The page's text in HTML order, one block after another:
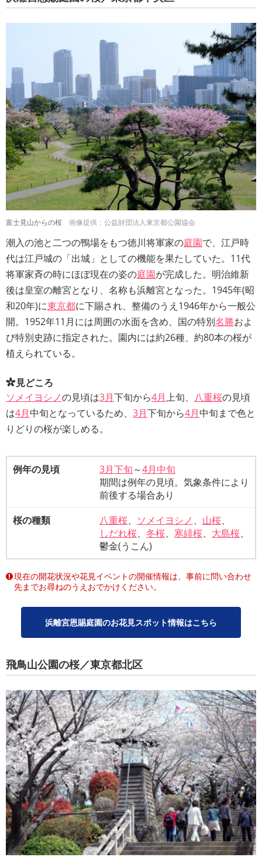
富士見山からの桜 画像提供：公益財団法人東京都公園協会
潮入の池と二つの鴨場をもつ徳川将軍家の庭園で、江戸時
代は江戸城の「出城」としての機能を果たしていた。11代
将軍家斉の時にほぼ現在の姿の庭園が完成した。明治維新
後は皇室の離宮となり、名称も浜離宮となった。1945年(昭
和20年)に東京都に下賜され、整備のうえ1946年から一般公
開。1952年11月には周囲の水面を含め、国の特別名勝およ
び特別史跡に指定された。園内には約26種、約80本の桜が
植えられている。
見どころ
ソメイヨシノの見頃は3月下旬から4月上旬、 八重桜の見頃
は4月中旬となっているため、 3月下旬から4月中旬まで色と
りどりの桜が楽しめる。
例年の見頃 3月下旬～4月中旬
期間は例年の見頃。気象条件により
前後する場合あり
桜の種類
八重桜、 ソメイヨシノ 、 山桜、
しだれ桜、 冬桜、 寒緋桜、 大島桜、
鬱金(うこん)
現在の開花状況や花見イベントの開催情報は、事前に問い合わせ
先までお尋ねのうえおでかけください。
浜離宮恩賜庭園のお花見スポット情報はこちら
飛鳥山公園の桜／東京都北区